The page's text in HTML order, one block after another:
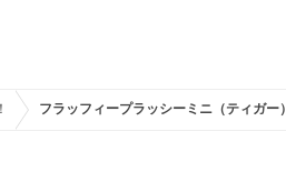
フラッフィープラッシーミニ（ティガー）